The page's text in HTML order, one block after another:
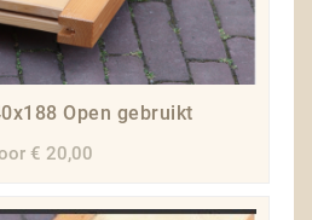
Open gebruikt
€ 20,00